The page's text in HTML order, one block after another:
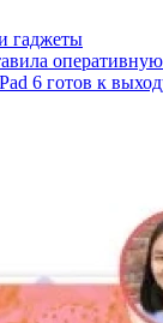
гаджеты
6 готов к